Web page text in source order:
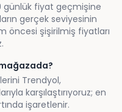
günlük fiyat geçmişine
gerçek seviyesinin
öncesi şişirilmiş fiyatları
Trendyol,
karşılaştırıyoruz; en
işaretlenir.